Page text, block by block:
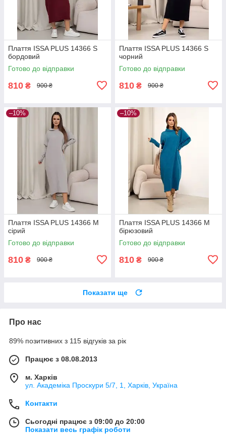
Плаття ISSA PLUS 14366 S
бордовий
Готово до відправки
810 ₴ 900 ₴
Плаття ISSA PLUS 14366 S
чорний
Готово до відправки
810 ₴ 900 ₴
–10%
Плаття ISSA PLUS 14366 M
сірий
Готово до відправки
810 ₴ 900 ₴
–10%
Плаття ISSA PLUS 14366 M
бірюзовий
Готово до відправки
810 ₴ 900 ₴
Показати ще
Про нас
89% позитивних з 115 відгуків за рік
Працює з 08.08.2013
м. Харків
ул. Академіка Проскури 5/7, 1, Харків, Україна
Контакти
Сьогодні працює з 09:00 до 20:00
Показати весь графік роботи